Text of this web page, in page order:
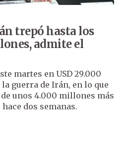
trepó hasta los
admite el
martes en USD 29.000
guerra de Irán, en lo que
unos 4.000 millones más
dos semanas.